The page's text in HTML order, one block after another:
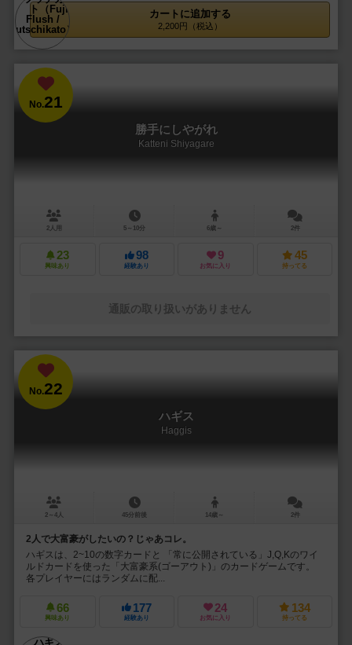
カートに追加する
2,200円（税込）
No.21
勝手にしやがれ
Katteni Shiyagare
2人用 5～10分 6歳～ 2件
23
興味あり
98
経験あり
9
お気に入り
45
持ってる
通販の取り扱いがありません
No.22
ハギス
Haggis
2～4人 45分前後 14歳～ 2件
2人で大富豪がしたいの？じゃあコレ。
ハギスは、2~10の数字カードと 「常に公開されている」J,Q,Kのワイ
ルドカードを使った「大富豪系(ゴーアウト)」のカードゲームです。
各プレイヤーにはランダムに配...
66
興味あり
177
経験あり
24
お気に入り
134
持ってる